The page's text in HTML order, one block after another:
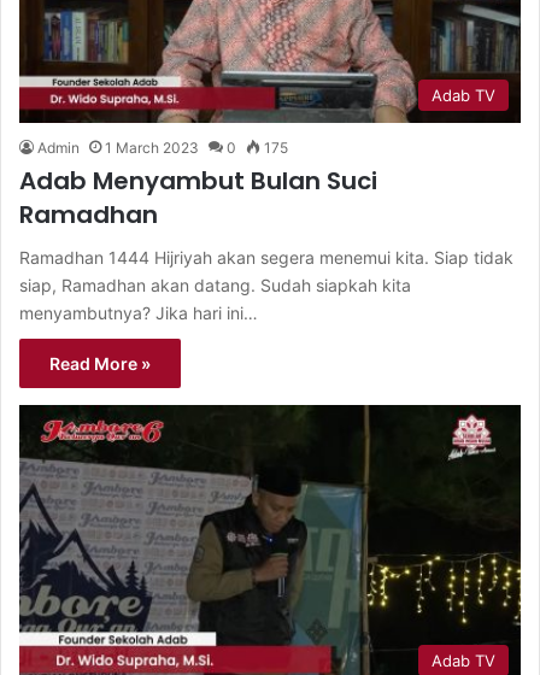
Adab TV
Admin 1 March 2023 0 175
Adab Menyambut Bulan Suci
Ramadhan
Ramadhan 1444 Hijriyah akan segera menemui kita. Siap tidak
siap, Ramadhan akan datang. Sudah siapkah kita
menyambutnya? Jika hari ini…
Read More »
Adab TV